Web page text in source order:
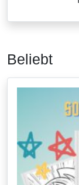
Beliebt